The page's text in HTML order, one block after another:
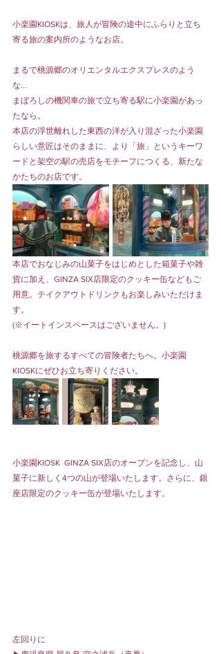
小楽園KIOSKは、旅人が冒険の途中にふらりと立ち
寄る旅の案内所のようなお店。
まるで桃源郷のオリエンタルエクスプレスのよう
な...
まぼろしの機関車の旅で立ち寄る駅に小楽園があっ
たなら。
本店の浮世離れした東西の洋が入り混ざった小楽園
らしい意匠はそのままに、より「旅」というキーワ
ードと架空の駅の売店をモチーフにつくる、新たな
かたちのお店です。
本店でおなじみの山菓子をはじめとした箱菓子や雑
貨に加え、GINZA SIX店限定のクッキー缶などもご
用意。テイクアウトドリンクもお楽しみいただけま
す。
(※イートインスペースはございません。)
桃源郷を旅するすべての冒険者たちへ。小楽園
KIOSKにぜひお立ち寄りください。
小楽園KIOSK  GINZA SIX店のオープンを記念し、山
菓子に新しく4つの山が登場いたします。さらに、銀
座店限定のクッキー缶が登場いたします。
左回りに